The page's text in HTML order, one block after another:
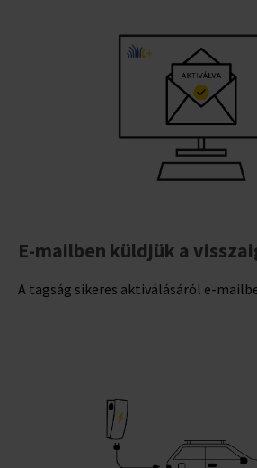
E-mailben küldjük a
A tagság sikeres aktiválásáról e-